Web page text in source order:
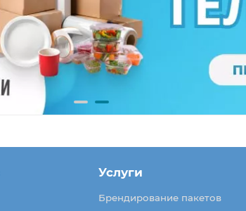
Услуги
Брендирование пакетов